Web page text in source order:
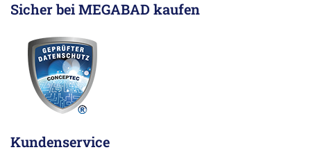
Sicher bei MEGABAD kaufen
Kundenservice